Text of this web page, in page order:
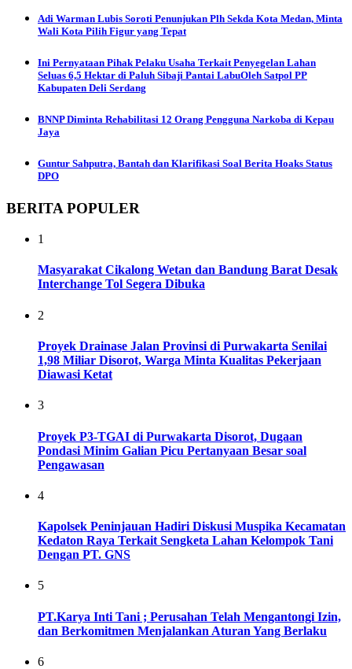
Adi Warman Lubis Soroti Penunjukan Plh Sekda Kota Medan, Minta
Wali Kota Pilih Figur yang Tepat
Ini Pernyataan Pihak Pelaku Usaha Terkait Penyegelan Lahan
Seluas 6,5 Hektar di Paluh Sibaji Pantai LabuOleh Satpol PP
Kabupaten Deli Serdang
BNNP Diminta Rehabilitasi 12 Orang Pengguna Narkoba di Kepau
Jaya
Guntur Sahputra, Bantah dan Klarifikasi Soal Berita Hoaks Status
DPO
BERITA POPULER
1
Masyarakat Cikalong Wetan dan Bandung Barat Desak
Interchange Tol Segera Dibuka
2
Proyek Drainase Jalan Provinsi di Purwakarta Senilai
1,98 Miliar Disorot, Warga Minta Kualitas Pekerjaan
Diawasi Ketat
3
Proyek P3-TGAI di Purwakarta Disorot, Dugaan
Pondasi Minim Galian Picu Pertanyaan Besar soal
Pengawasan
4
Kapolsek Peninjauan Hadiri Diskusi Muspika Kecamatan
Kedaton Raya Terkait Sengketa Lahan Kelompok Tani
Dengan PT. GNS
5
PT.Karya Inti Tani ; Perusahan Telah Mengantongi Izin,
dan Berkomitmen Menjalankan Aturan Yang Berlaku
6